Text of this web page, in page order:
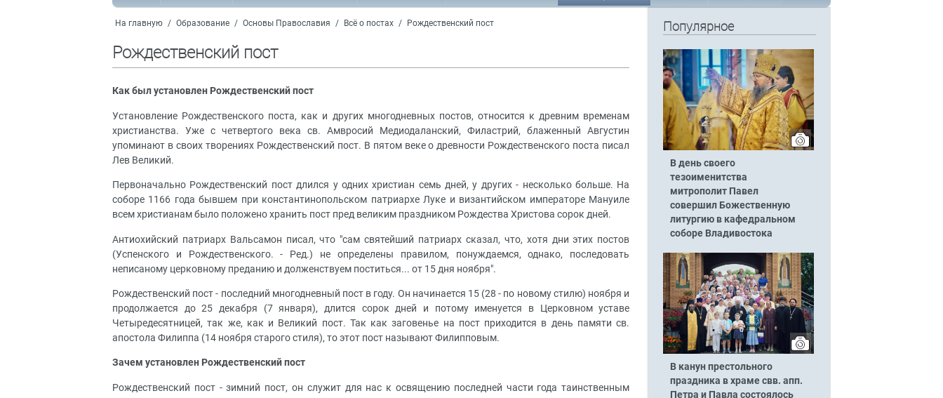
На главную / Образование / Основы Православия / Всё о постах / Рождественский пост
Рождественский пост
Как был установлен Рождественский пост
Установление Рождественского поста, как и других многодневных постов, относится к древним временам
христианства. Уже с четвертого века св. Амвросий Медиодаланский, Филастрий, блаженный Августин
упоминают в своих творениях Рождественский пост. В пятом веке о древности Рождественского поста писал
Лев Великий.
Первоначально Рождественский пост длился у одних христиан семь дней, у других - несколько больше. На
соборе 1166 года бывшем при константинопольском патриархе Луке и византийском императоре Мануиле
всем христианам было положено хранить пост пред великим праздником Рождества Христова сорок дней.
Антиохийский патриарх Вальсамон писал, что "сам святейший патриарх сказал, что, хотя дни этих постов
(Успенского и Рождественского. - Ред.) не определены правилом, понуждаемся, однако, последовать
неписаному церковному преданию и долженствуем поститься... от 15 дня ноября".
Рождественский пост - последний многодневный пост в году. Он начинается 15 (28 - по новому стилю) ноября и
продолжается до 25 декабря (7 января), длится сорок дней и потому именуется в Церковном уставе
Четыредесятницей, так же, как и Великий пост. Так как заговенье на пост приходится в день памяти св.
апостола Филиппа (14 ноября старого стиля), то этот пост называют Филипповым.
Зачем установлен Рождественский пост
Рождественский пост - зимний пост, он служит для нас к освящению последней части года таинственным
Популярное
В день своего
тезоименитства
митрополит Павел
совершил Божественную
литургию в кафедральном
соборе Владивостока
В канун престольного
праздника в храме свв. апп.
Петра и Павла состоялось